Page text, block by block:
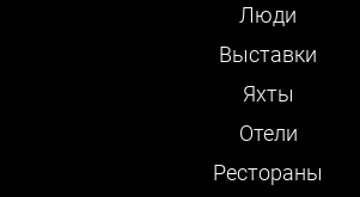
Люди
Выставки
Яхты
Отели
Рестораны